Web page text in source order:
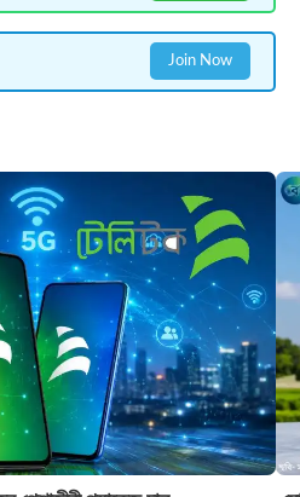
Join Now